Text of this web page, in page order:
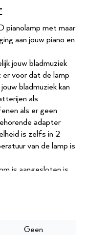
pianolamp met maar
aan jouw piano en
jouw bladmuziek
voor dat de lamp
bladmuziek kan
als
als er geen
adapter
is zelfs in 2
van de lamp is
is aangesloten is
lang.Geen